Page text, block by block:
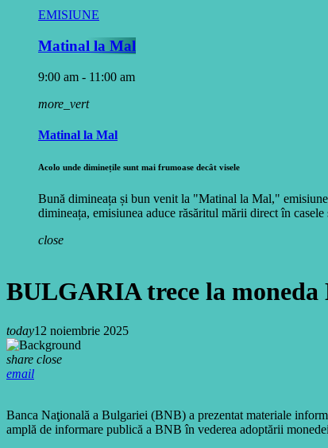
EMISIUNE
Matinal la Mal
9:00 am - 11:00 am
more_vert
Matinal la Mal
Acolo unde diminețile sunt mai frumoase decât visele
Bună dimineața și bun venit la "Matinal la Mal,"
dimineața, emisiunea aduce răsăritul mării direct în
close
BULGARIA trece la moneda
today12 noiembrie 2025
share close
email
Banca Naţională a Bulgariei (BNB) a prezentat materiale
amplă de informare publică a BNB în vederea adoptării